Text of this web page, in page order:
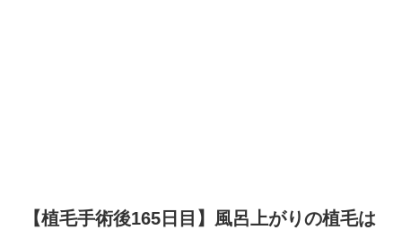
【植毛手術後165日目】風呂上がりの植毛は